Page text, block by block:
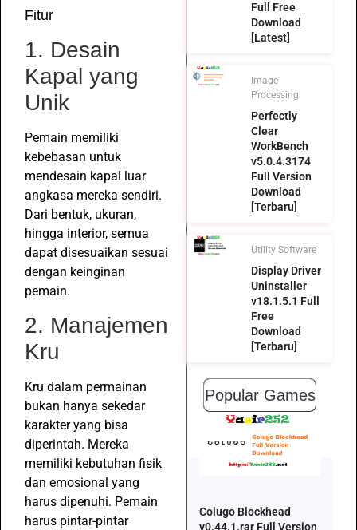
Fitur
1. Desain
Kapal yang
Unik
Pemain memiliki
kebebasan untuk
mendesain kapal luar
angkasa mereka sendiri.
Dari bentuk, ukuran,
hingga interior, semua
dapat disesuaikan sesuai
dengan keinginan
pemain.
2. Manajemen
Kru
Kru dalam permainan
bukan hanya sekedar
karakter yang bisa
diperintah. Mereka
memiliki kebutuhan fisik
dan emosional yang
harus dipenuhi. Pemain
harus pintar-pintar
Full Free
Download
[Latest]
Image
Processing
Perfectly
Clear
WorkBench
v5.0.4.3174
Full Version
Download
[Terbaru]
Utility Software
Display Driver
Uninstaller
v18.1.5.1 Full
Free
Download
[Terbaru]
Popular Games
Colugo Blockhead
v0.44.1.rar Full Version